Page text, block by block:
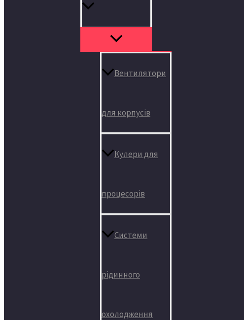
Вентилятори
для корпусів
Кулери для
процесорів
Системи
рідинного
охолодження